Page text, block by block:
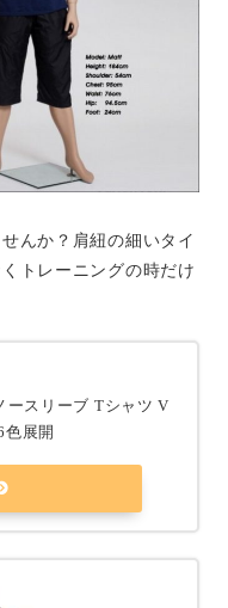
んか？肩紐の細いタイ
トレーニングの時だけ
スリーブ Tシャツ V
色展開